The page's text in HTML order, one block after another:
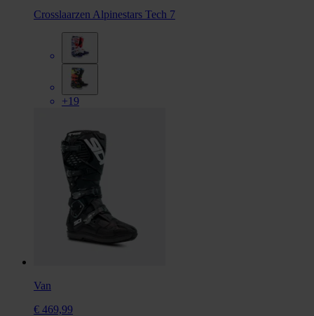
Crosslaarzen Alpinestars Tech 7
+19
Van
€ 469,99